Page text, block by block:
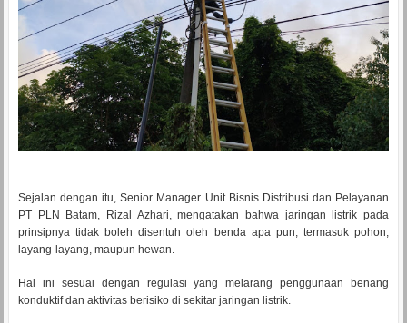
Sejalan dengan itu, Senior Manager Unit Bisnis Distribusi dan Pelayanan
PT PLN Batam, Rizal Azhari, mengatakan bahwa jaringan listrik pada
prinsipnya tidak boleh disentuh oleh benda apa pun, termasuk pohon,
layang-layang, maupun hewan.
Hal ini sesuai dengan regulasi yang melarang penggunaan benang
konduktif dan aktivitas berisiko di sekitar jaringan listrik.